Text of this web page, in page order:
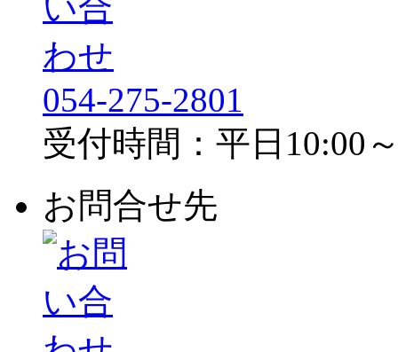
054-275-2801
受付時間：平日10:00
お問合せ先